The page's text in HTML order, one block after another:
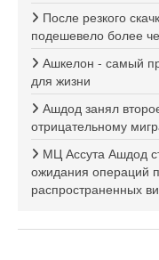
После резкого
подешевело более
Ашкелон - самый
для жизни
Ашдод занял
отрицательному
МЦ Ассута Ашдод
ожидания операций
распространенных